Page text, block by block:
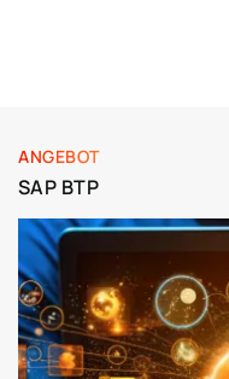
ANGEBOT
SAP BTP